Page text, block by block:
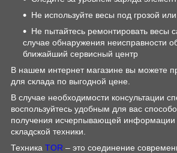
Не используйте весы под грозой
Не пытайтесь ремонтировать весы
случае обнаружения неисправности
ближайший сервисный центр
В нашем интернет магазине вы можете
для склада по выгодной цене.
В случае необходимости консультации
воспользуйтесь удобным для вас
получения исчерпывающей информации
складской техники.
Техника TOR – это соединение